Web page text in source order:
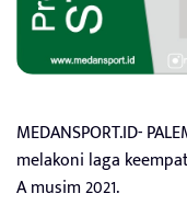
MEDANSPORT.ID-
melakoni laga
A musim 2021.